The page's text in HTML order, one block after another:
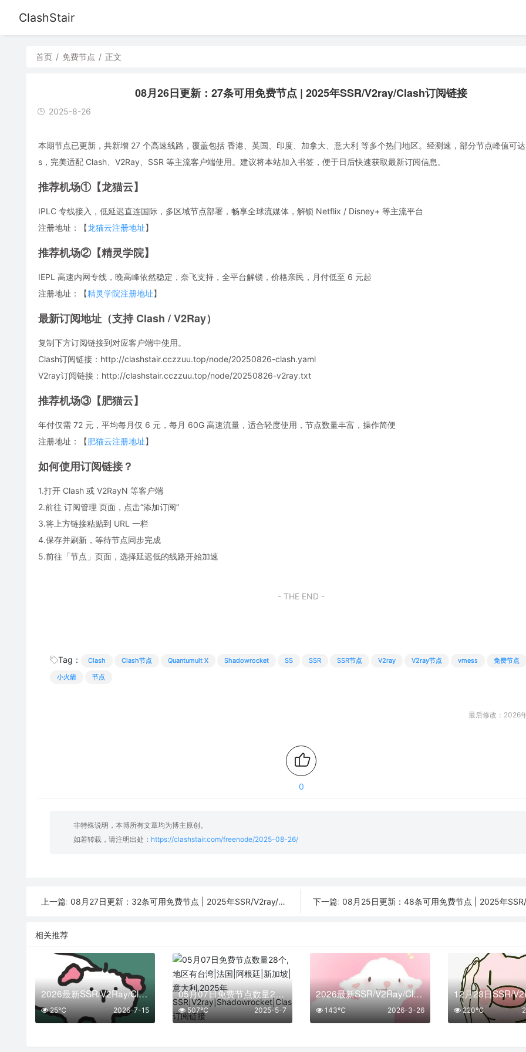
ClashStair
首页 / 免费节点 / 正文
08月26日更新：27条可用免费节点 | 2025年SSR/V2ray/Clash订阅链接
2025-8-26
本期节点已更新，共新增 27 个高速线路，覆盖包括 香港、英国、印度、加拿大、意大利 等多个热门地区。经测速，部分节点峰值可
s，完美适配 Clash、V2Ray、SSR 等主流客户端使用。建议将本站加入书签，便于日后快速获取最新订阅信息。
推荐机场①【龙猫云】
IPLC 专线接入，低延迟直连国际，多区域节点部署，畅享全球流媒体，解锁 Netflix / Disney+ 等主流平台
注册地址：【龙猫云注册地址】
推荐机场②【精灵学院】
IEPL 高速内网专线，晚高峰依然稳定，奈飞支持，全平台解锁，价格亲民，月付低至 6 元起
注册地址：【精灵学院注册地址】
最新订阅地址（支持 Clash / V2Ray）
复制下方订阅链接到对应客户端中使用。
Clash订阅链接：http://clashstair.cczzuu.top/node/20250826-clash.yaml
V2ray订阅链接：http://clashstair.cczzuu.top/node/20250826-v2ray.txt
推荐机场③【肥猫云】
年付仅需 72 元，平均每月仅 6 元，每月 60G 高速流量，适合轻度使用，节点数量丰富，操作简便
注册地址：【肥猫云注册地址】
如何使用订阅链接？
1.打开 Clash 或 V2RayN 等客户端
2.前往 订阅管理 页面，点击“添加订阅”
3.将上方链接粘贴到 URL 一栏
4.保存并刷新，等待节点同步完成
5.前往「节点」页面，选择延迟低的线路开始加速
- THE END -
Tag： Clash Clash节点 Quantumult X Shadowrocket SS SSR SSR节点 V2ray V2ray节点 vmess
免费节点
小火箭
节点
最后修改：2026
0
非特殊说明，本博所有文章均为博主原创。
如若转载，请注明出处： https://clashstair.com/freenode/2025-08-26/
上一篇: 08月27日更新：32条可用免费节点 | 2025年SSR/V2ray/Clash订阅链接 下一篇: 08月25日更新：48条可用免费节点 | 2025年SSR/V2ray/
相关推荐
2026最新SSR/V2Ray/Clash免费节点 | 7月15日可用订阅
2026-7-15
25℃
05月07日免费节点数量28个,地区有台湾|法国|阿根廷|新加坡|意大利,2025年SSR|V2ray|Shadowrocket|Clash订阅链接
2025-5-7
507℃
2026最新SSR/V2Ray/Clash免费节点 | 03月26日可用订阅
2026-3-26
143℃ 220℃